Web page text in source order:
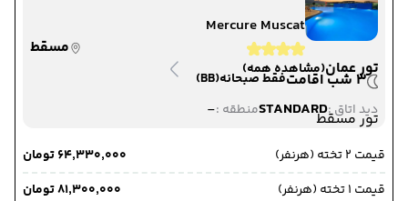
تور عمان(مشاهده همه)
تور مسقط
Mercure Muscat
مسقط
3 شب اقامت
فقط صبحانه(BB)
دید اتاق :STANDARDمنطقه :-
قیمت 2 تخته (هرنفر)
۶۴٬۳۳۰٬۰۰۰ تومان
قیمت 1 تخته (هرنفر)
۸۱٬۳۰۰٬۰۰۰ تومان